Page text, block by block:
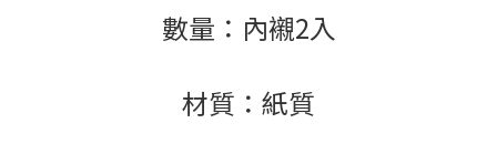
數量：內襯2入
材質：紙質